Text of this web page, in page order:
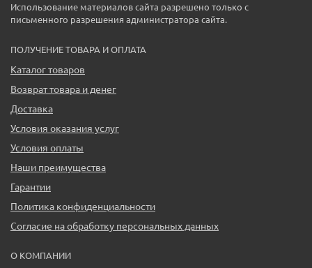
Использование материалов сайта разрешено только с
письменного разрешения администратора сайта.
ПОЛУЧЕНИЕ ТОВАРА И ОПЛАТА
Каталог товаров
Возврат товара и денег
Доставка
Условия оказания услуг
Условия оплаты
Наши преимущества
Гарантии
Политика конфиденциальности
Согласие на обработку персональных данных
О КОМПАНИИ